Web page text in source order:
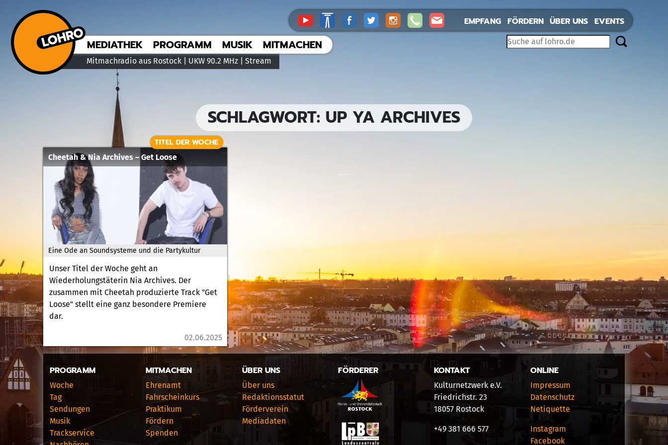
Mitmachradio aus Rostock | UKW 90.2 MHz | Stream
EMPFANG FÖRDERN ÜBER UNS EVENTS
MEDIATHEK PROGRAMM MUSIK MITMACHEN
SCHLAGWORT: UP YA ARCHIVES
Eine Ode an Soundsysteme und die Partykultur
Cheetah & Nia Archives – Get Loose
TITEL DER WOCHE
Unser Titel der Woche geht an
Wiederholungstäterin Nia Archives. Der
zusammen mit Cheetah produzierte Track "Get
Loose" stellt eine ganz besondere Premiere
dar.
02.06.2025
PROGRAMM
Woche
Tag
Sendungen
Musik
Trackservice
MITMACHEN
Ehrenamt
Fahrscheinkurs
Praktikum
Fördern
Spenden
ÜBER UNS
Über uns
Redaktionsstatut
Förderverein
Mediadaten
FÖRDERER KONTAKT
Kulturnetzwerk e.V.
Friedrichstr. 23
18057 Rostock
+49 381 666 577
ONLINE
Impressum
Datenschutz
Netiquette
Instagram
Facebook